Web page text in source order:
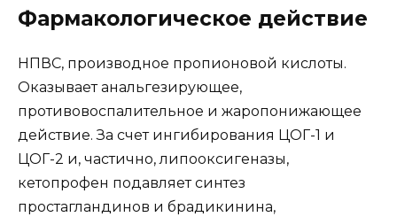
Фармакологическое действие
НПВС, производное пропионовой кислоты.
Оказывает анальгезирующее,
противовоспалительное и жаропонижающее
действие. За счет ингибирования ЦОГ-1 и
ЦОГ-2 и, частично, липооксигеназы,
кетопрофен подавляет синтез
простагландинов и брадикинина,